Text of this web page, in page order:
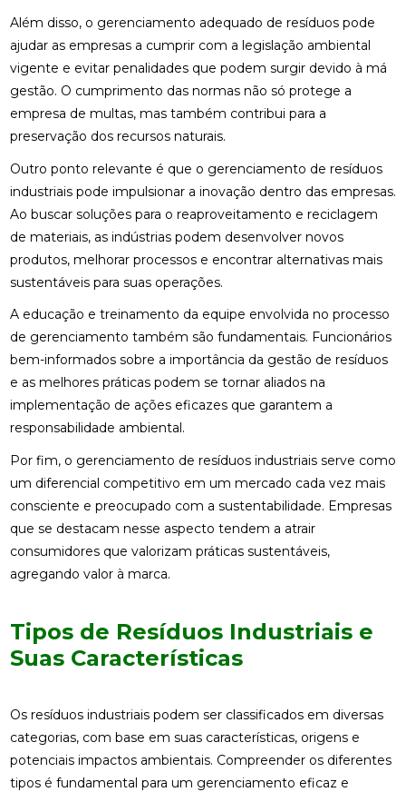
Além disso, o gerenciamento adequado de resíduos pode
ajudar as empresas a cumprir com a legislação ambiental
vigente e evitar penalidades que podem surgir devido à má
gestão. O cumprimento das normas não só protege a
empresa de multas, mas também contribui para a
preservação dos recursos naturais.
Outro ponto relevante é que o gerenciamento de resíduos
industriais pode impulsionar a inovação dentro das empresas.
Ao buscar soluções para o reaproveitamento e reciclagem
de materiais, as indústrias podem desenvolver novos
produtos, melhorar processos e encontrar alternativas mais
sustentáveis para suas operações.
A educação e treinamento da equipe envolvida no processo
de gerenciamento também são fundamentais. Funcionários
bem-informados sobre a importância da gestão de resíduos
e as melhores práticas podem se tornar aliados na
implementação de ações eficazes que garantem a
responsabilidade ambiental.
Por fim, o gerenciamento de resíduos industriais serve como
um diferencial competitivo em um mercado cada vez mais
consciente e preocupado com a sustentabilidade. Empresas
que se destacam nesse aspecto tendem a atrair
consumidores que valorizam práticas sustentáveis,
agregando valor à marca.
Tipos de Resíduos Industriais e
Suas Características
Os resíduos industriais podem ser classificados em diversas
categorias, com base em suas características, origens e
potenciais impactos ambientais. Compreender os diferentes
tipos é fundamental para um gerenciamento eficaz e